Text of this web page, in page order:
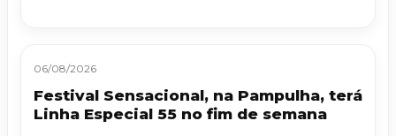
06/08/2026
Festival Sensacional, na Pampulha, terá
Linha Especial 55 no fim de semana